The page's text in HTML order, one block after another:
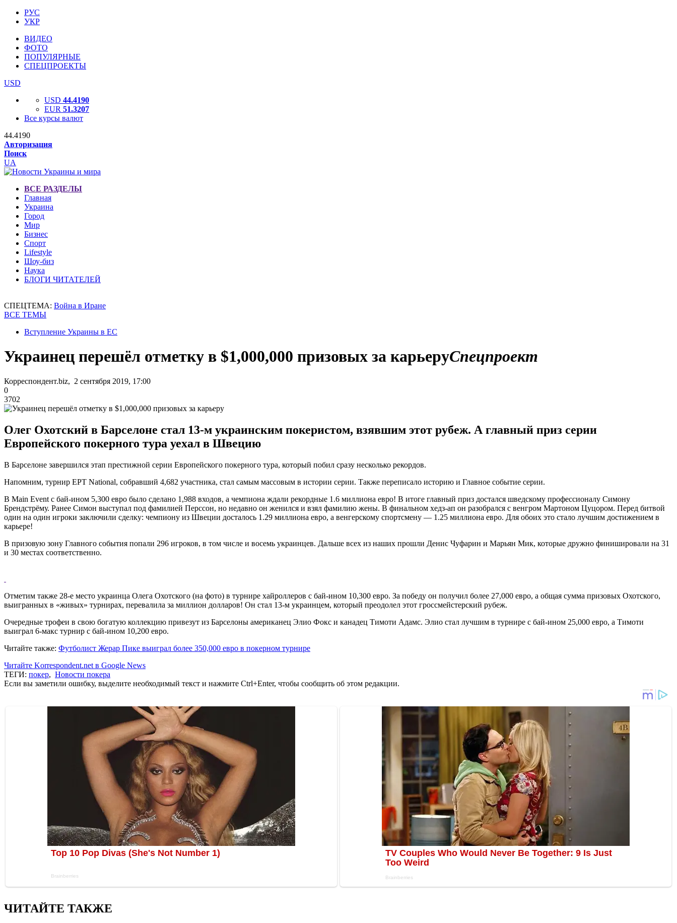
РУС
УКР
ВИДЕО
ФОТО
ПОПУЛЯРНЫЕ
СПЕЦПРОЕКТЫ
USD
USD 44.4190
EUR 51.3207
Все курсы валют
44.4190
Авторизация
Поиск
UA
ВСЕ РАЗДЕЛЫ
Главная
Украина
Город
Мир
Бизнес
Спорт
Lifestyle
Шоу-биз
Наука
БЛОГИ ЧИТАТЕЛЕЙ
СПЕЦТЕМА: Война в Иране
ВСЕ ТЕМЫ
Вступление Украины в ЕС
Украинец перешёл отметку в $1,000,000 призовых за карьеруСпецпроект
Корреспондент.biz, 2 сентября 2019, 17:00
0
3702
Олег Охотский в Барселоне стал 13-м украинским покеристом, взявшим этот рубеж. А главный приз серии
Европейского покерного тура уехал в Швецию
В Барселоне завершился этап престижной серии Европейского покерного тура, который побил сразу несколько рекордов.
Напомним, турнир EPT National, собравший 4,682 участника, стал самым массовым в истории серии. Также переписало историю и Главное событие серии.
В Main Event с бай-ином 5,300 евро было сделано 1,988 входов, а чемпиона ждали рекордные 1.6 миллиона евро! В итоге главный приз достался шведскому профессионалу Симону
Брендстрёму. Ранее Симон выступал под фамилией Перссон, но недавно он женился и взял фамилию жены. В финальном хедз-ап он разобрался с венгром Мартоном Цуцором. Перед битвой
один на один игроки заключили сделку: чемпиону из Швеции досталось 1.29 миллиона евро, а венгерскому спортсмену — 1.25 миллиона евро. Для обоих это стало лучшим достижением в
карьере!
В призовую зону Главного события попали 296 игроков, в том числе и восемь украинцев. Дальше всех из наших прошли Денис Чуфарин и Марьян Мик, которые дружно финишировали на 31
и 30 местах соответственно.
Отметим также 28-е место украинца Олега Охотского (на фото) в турнире хайроллеров с бай-ином 10,300 евро. За победу он получил более 27,000 евро, а общая сумма призовых Охотского,
выигранных в «живых» турнирах, перевалила за миллион долларов! Он стал 13-м украинцем, который преодолел этот гроссмейстерский рубеж.
Очередные трофеи в свою богатую коллекцию привезут из Барселоны американец Элио Фокс и канадец Тимоти Адамс. Элио стал лучшим в турнире с бай-ином 25,000 евро, а Тимоти
выиграл 6-макс турнир с бай-ином 10,200 евро.
Читайте также: Футболист Жерар Пике выиграл более 350,000 евро в покерном турнире
Читайте Korrespondent.net в Google News
ТЕГИ: покер, Новости покера
Если вы заметили ошибку, выделите необходимый текст и нажмите Ctrl+Enter, чтобы сообщить об этом редакции.
ЧИТАЙТЕ ТАКЖЕ